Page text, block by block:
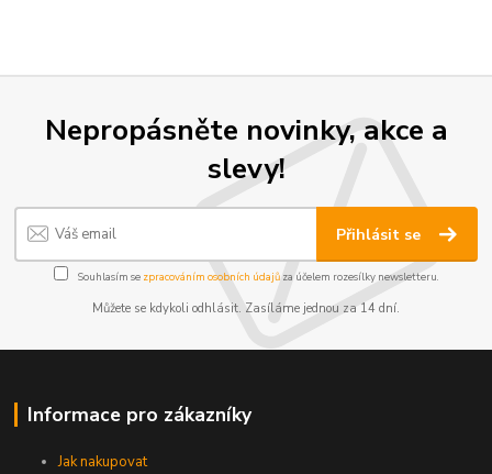
Nepropásněte novinky, akce a
slevy!
Přihlásit se
Souhlasím se zpracováním osobních údajůza účelem rozesílky newsletteru.
Můžete se kdykoli odhlásit. Zasíláme jednou za 14 dní.
Informace pro zákazníky
Jak nakupovat